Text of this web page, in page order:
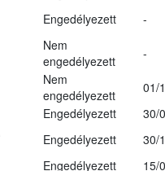
Engedélyezett -
Nem
engedélyezett
-
Nem
engedélyezett
01/
Engedélyezett
30/
Engedélyezett
30/
Engedélyezett
15/